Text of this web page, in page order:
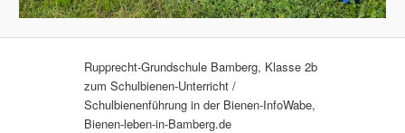
Rupprecht-Grundschule Bamberg, Klasse 2b
zum Schulbienen-Unterricht /
Schulbienenführung in der Bienen-InfoWabe,
Bienen-leben-in-Bamberg.de